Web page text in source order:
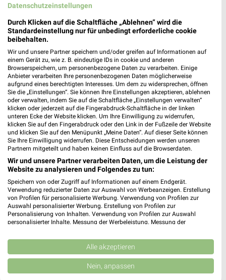
ALDI SÜD Prospekt für Frankfurt (Main)
ab Mo. den 10.08.
Gültig von 10. Aug. bis 15. Aug.
📅 Kalendereintrag erstellen
PROSPEKT BLÄTTERN
ANGEBOTE AB MONTAG FLEISCH & WURST AKTIONEN, RABATTE &
Datenschutzeinstellungen
Durch Klicken auf die Schaltfläche „Ablehnen“ wird die
Standardeinstellung nur für unbedingt erforderliche cookie
beibehalten.
Wir und unsere Partner speichern und/oder greifen auf Informationen auf
einem Gerät zu, wie z. B. eindeutige IDs in cookie und anderen
Browserspeichern, um personenbezogene Daten zu verarbeiten. Einige
Anbieter verarbeiten Ihre personenbezogenen Daten möglicherweise
aufgrund eines berechtigten Interesses. Um dem zu widersprechen, öffnen
Sie die „Einstellungen“. Sie können Ihre Einstellungen akzeptieren, ablehnen
oder verwalten, indem Sie auf die Schaltfläche „Einstellungen verwalten“
klicken oder jederzeit auf die Fingerabdruck-Schaltfläche in der linken
unteren Ecke der Website klicken. Um Ihre Einwilligung zu widerrufen,
klicken Sie auf den Fingerabdruck oder den Link in der Fußzeile der Website
und klicken Sie auf den Menüpunkt „Meine Daten“. Auf dieser Seite können
Sie Ihre Einwilligung widerrufen. Diese Entscheidungen werden unseren
Partnern mitgeteilt und haben keinen Einfluss auf die Browserdaten.
Wir und unsere Partner verarbeiten Daten, um die Leistung der
Website zu analysieren und Folgendes zu tun:
Speichern von oder Zugriff auf Informationen auf einem Endgerät.
Verwendung reduzierter Daten zur Auswahl von Werbeanzeigen. Erstellung
von Profilen für personalisierte Werbung. Verwendung von Profilen zur
Auswahl personalisierter Werbung. Erstellung von Profilen zur
Personalisierung von Inhalten. Verwendung von Profilen zur Auswahl
personalisierter Inhalte. Messung der Werbeleistung. Messung der
Kombinationen von Daten aus verschiedenen Quellen. Entwicklung und
Verbesserung der Angebote. Verwendung reduzierter Daten zur Auswahl
von Inhalten.
Daten können außerhalb der Europäischen Union weitergegeben und in die
USA gesendet werden.
Alle akzeptieren
Nein, anpassen